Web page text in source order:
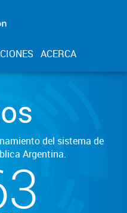
ACERCA
del sistema de
Argentina.